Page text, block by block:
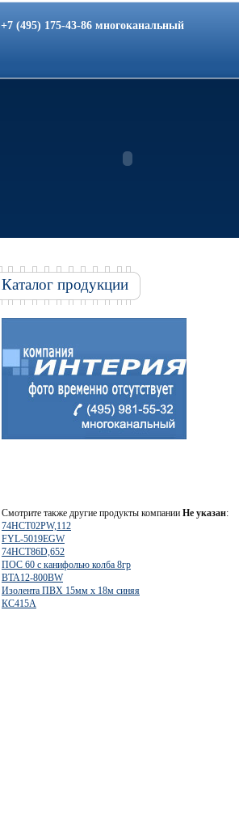
+7 (495) 175-43-86 многоканальный
Каталог продукции
Смотрите также другие продукты компании Не указан:
74HCT02PW,112
FYL-5019EGW
74HCT86D,652
ПОС 60 с канифолью колба 8гр
BTA12-800BW
Изолента ПВХ 15мм х 18м синяя
КС415А